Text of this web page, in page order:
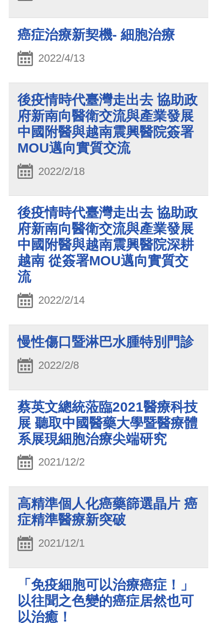
癌症治療新契機- 細胞治療
2022/4/13
後疫情時代臺灣走出去 協助政
府新南向醫衛交流與產業發展
中國附醫與越南震興醫院簽署
MOU邁向實質交流
2022/2/18
後疫情時代臺灣走出去 協助政
府新南向醫衛交流與產業發展
中國附醫與越南震興醫院深耕
越南 從簽署MOU邁向實質交
流
2022/2/14
慢性傷口暨淋巴水腫特別門診
2022/2/8
蔡英文總統蒞臨2021醫療科技
展 聽取中國醫藥大學暨醫療體
系展現細胞治療尖端研究
2021/12/2
高精準個人化癌藥篩選晶片 癌
症精準醫療新突破
2021/12/1
「免疫細胞可以治療癌症！」
以往聞之色變的癌症居然也可
以治癒！